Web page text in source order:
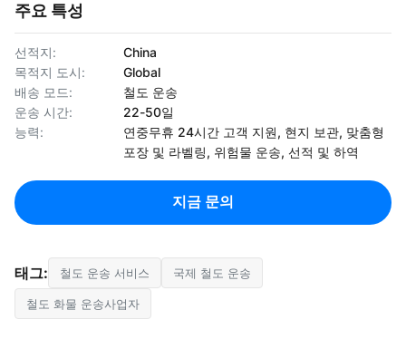
주요 특성
선적지:
China
목적지 도시:
Global
배송 모드:
철도 운송
운송 시간:
22-50일
능력:
연중무휴 24시간 고객 지원, 현지 보관, 맞춤형
포장 및 라벨링, 위험물 운송, 선적 및 하역
지금 문의
태그: 철도 운송 서비스 국제 철도 운송
철도 화물 운송사업자